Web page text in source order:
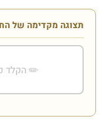
תצוגה מקדימה של